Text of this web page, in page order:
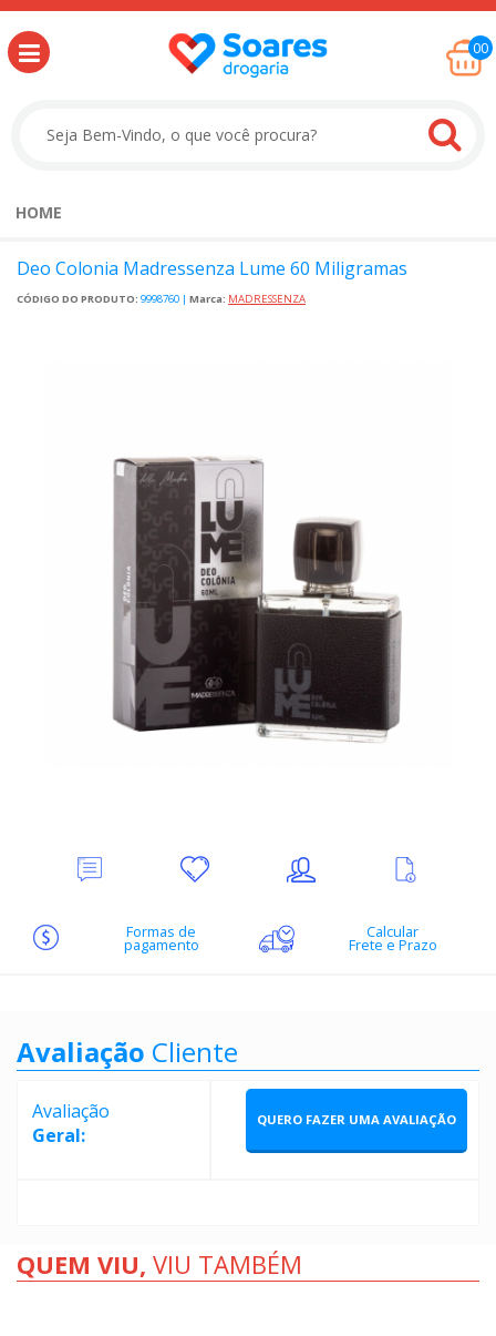
00
HOME
Deo Colonia Madressenza Lume 60 Miligramas
CÓDIGO DO PRODUTO: 9998760 | Marca: MADRESSENZA
Comentário
Indique
informações
Formas de
pagamento
Calcular
Frete e Prazo
Avaliação Cliente
Avaliação
Geral:
QUERO FAZER UMA AVALIAÇÃO
QUEM VIU, VIU TAMBÉM